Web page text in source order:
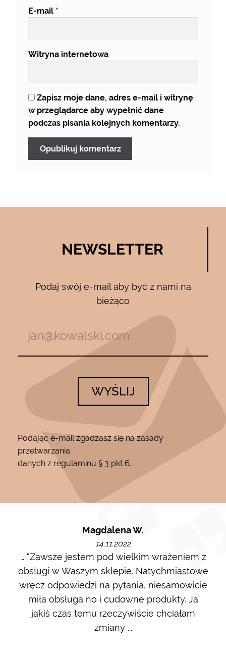
E-mail *
Witryna internetowa
Zapisz moje dane, adres e-mail i witrynę
w przeglądarce aby wypełnić dane
podczas pisania kolejnych komentarzy.
NEWSLETTER
Podaj swój e-mail aby być z nami na
bieżąco
WYŚLIJ
Podając e-mail zgadzasz się na zasady
przetwarzania
danych z regulaminu § 3 pkt 6.
Magdalena W.
14.11.2022
… “Zawsze jestem pod wielkim wrażeniem z
obsługi w Waszym sklepie. Natychmiastowe
wręcz odpowiedzi na pytania, niesamowicie
miła obsługa no i cudowne produkty. Ja
jakiś czas temu rzeczywiście chciałam
zmiany ...